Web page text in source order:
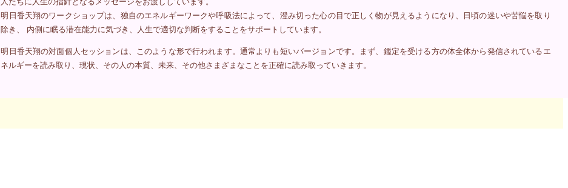
明日香天翔のワークショップは、独自のエネルギーワークや呼吸法によって、澄み切った心の目で正しく物が見えるようになり、日頃の迷いや苦悩を取り
除き、 内側に眠る潜在能力に気づき、人生で適切な判断をすることをサポートしています。
明日香天翔の対面個人セッションは、このような形で行われます。通常よりも短いバージョンです。まず、鑑定を受ける方の体全体から発信されているエ
ネルギーを読み取り、現状、その人の本質、未来、その他さまざまなことを正確に読み取っていきます。